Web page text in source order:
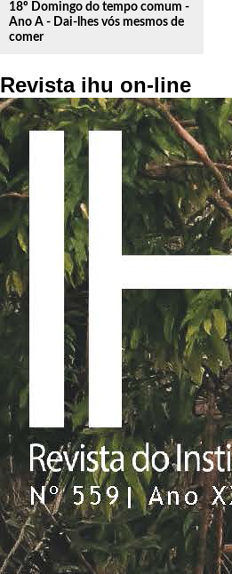
18º Domingo do tempo comum -
Ano A - Dai-lhes vós mesmos de
comer
Revista ihu on-line